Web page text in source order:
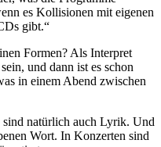
es Kollisionen mit eigenen
gibt.“
Formen? Als Interpret
und dann ist es schon
in einem Abend zwischen
sind natürlich auch Lyrik. Und
Wort. In Konzerten sind